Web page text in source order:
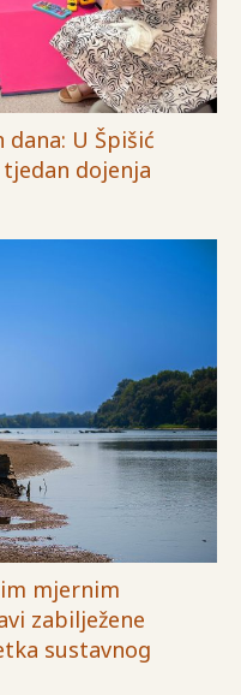
U Špišić
dojenja
mjernim
zabilježene
sustavnog